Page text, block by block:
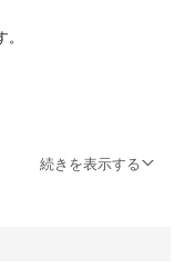
ことはできません。
続きを表示する